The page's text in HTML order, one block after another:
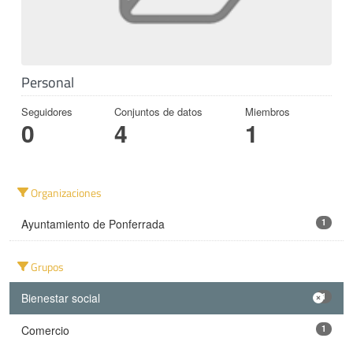
Personal
Seguidores
0
Conjuntos de datos
4
Miembros
1
Organizaciones
Ayuntamiento de Ponferrada 1
Grupos
Bienestar social 1
Comercio 1